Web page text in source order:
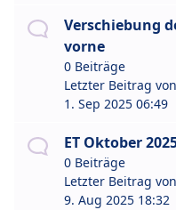
Verschiebung
vorne
0 Beiträge
Letzter Beitrag von
1. Sep 2025 06:49
ET Oktober
0 Beiträge
Letzter Beitrag von
9. Aug 2025 18:32